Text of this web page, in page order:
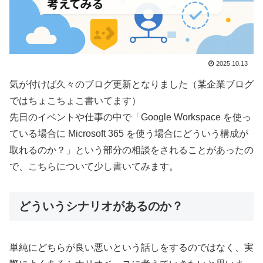
2025.10.13
気が付けば久々のブログ更新となりました（某企業ブログ
ではちょこちょこ書いてます）
先日のイベントや仕事の中で「Google Workspace を使っ
ている場合に Microsoft 365 を使う場合にどういう構成が
取れるのか？」という部分の相談をされることがあったの
で、こちらについて少し書いてみます。
どういうシナリオがあるのか？
単純にどちらが良い悪いという話しをするのではなく、実